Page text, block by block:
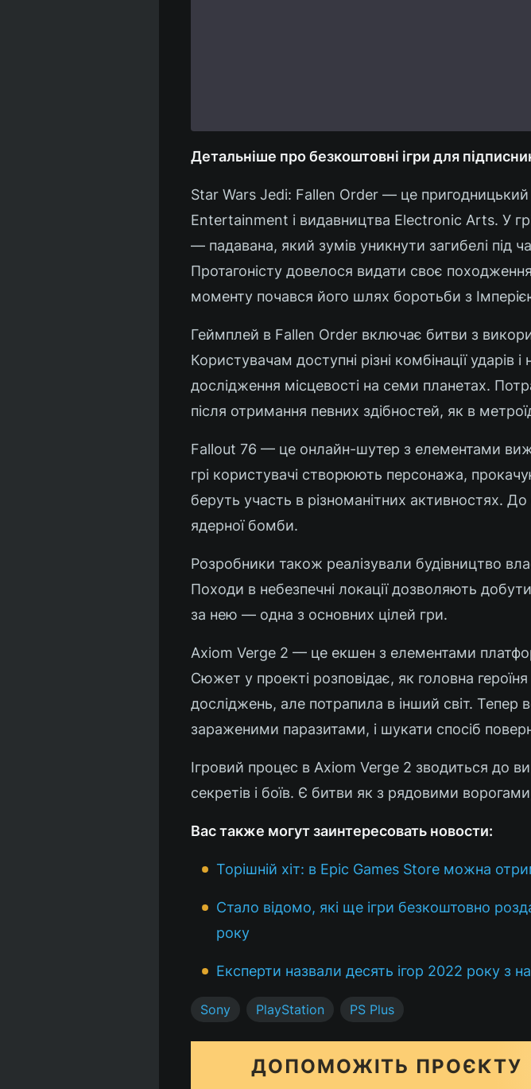
Детальніше про безкоштовні ігри для
Star Wars Jedi: Fallen Order — це пригодницький
Entertainment і видавництва Electronic Arts. У грі
— падавана, який зумів уникнути загибелі під
Протагоністу довелося видати своє
моменту почався його шлях боротьби з
Геймплей в Fallen Order включає битви з
Користувачам доступні різні комбінації
дослідження місцевості на семи планетах.
після отримання певних здібностей, як в
Fallout 76 — це онлайн-шутер з елементами
грі користувачі створюють персонажа,
беруть участь в різноманітних активностях. До
ядерної бомби.
Розробники також реалізували будівництво
Походи в небезпечні локації дозволяють
за нею — одна з основних цілей гри.
Axiom Verge 2 — це екшен з елементами
Сюжет у проекті розповідає, як головна
досліджень, але потрапила в інший світ.
зараженими паразитами, і шукати спосіб
Ігровий процес в Axiom Verge 2 зводиться до
секретів і боїв. Є битви як з рядовими
Вас также могут заинтересовать новости:
Торішній хіт: в Epic Games Store можна
Стало відомо, які ще ігри безкоштовно
року
Експерти назвали десять ігор 2022 року з
Sony PlayStation PS Plus
ДОПОМОЖІТЬ ПРОЄКТУ